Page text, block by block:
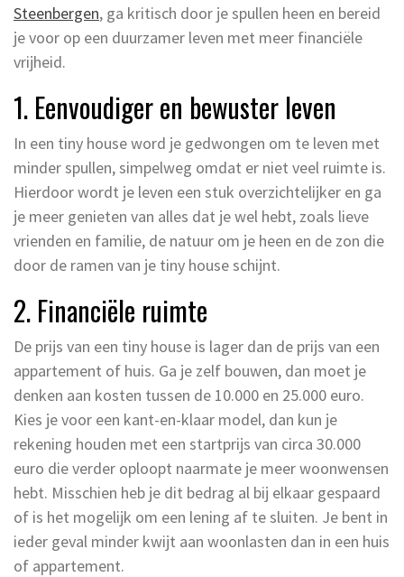
Steenbergen, ga kritisch door je spullen heen en bereid
je voor op een duurzamer leven met meer financiële
vrijheid.
1. Eenvoudiger en bewuster leven
In een tiny house word je gedwongen om te leven met
minder spullen, simpelweg omdat er niet veel ruimte is.
Hierdoor wordt je leven een stuk overzichtelijker en ga
je meer genieten van alles dat je wel hebt, zoals lieve
vrienden en familie, de natuur om je heen en de zon die
door de ramen van je tiny house schijnt.
2. Financiële ruimte
De prijs van een tiny house is lager dan de prijs van een
appartement of huis. Ga je zelf bouwen, dan moet je
denken aan kosten tussen de 10.000 en 25.000 euro.
Kies je voor een kant-en-klaar model, dan kun je
rekening houden met een startprijs van circa 30.000
euro die verder oploopt naarmate je meer woonwensen
hebt. Misschien heb je dit bedrag al bij elkaar gespaard
of is het mogelijk om een lening af te sluiten. Je bent in
ieder geval minder kwijt aan woonlasten dan in een huis
of appartement.